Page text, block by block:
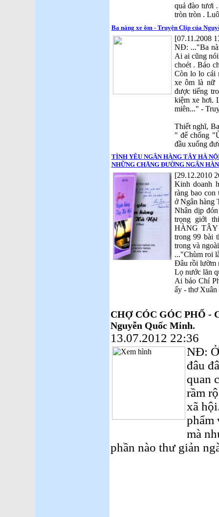
quả đào tươi
tròn tròn .
Ba nàng xe ôm - Truyện Clip của
[07.11.2008
NĐ: ..."Ba
Ai ai cũng
choét . Báo
Còn lo lo cái
xe ôm là nữ
được tiếng
kiệm xe hơi.
miên..." -
Thiết nghĩ,
" để chống
đầu xuống
TÌNH YÊU NGÂN HÀNG TÂY HÀ
NHỮNG CHẶNG ĐƯỜNG NGÂN
[29.12.2010
Kinh doanh
ràng bao
ở Ngân hàng
Nhân dịp
trọng giới
HÀNG
trong 99 bài
trong và
..."Chùm roi
Đâu rồi lườm
Lọ nước lăn
Ai bảo Chí
ấy - thơ Xuân
CHỢ CÓC GÓC PHỐ -
Nguyễn Quốc Minh.
13.07.2012 22:36
NĐ:
đâu
quan
rầm
xã
phẩm
mà
phần nào thư giản